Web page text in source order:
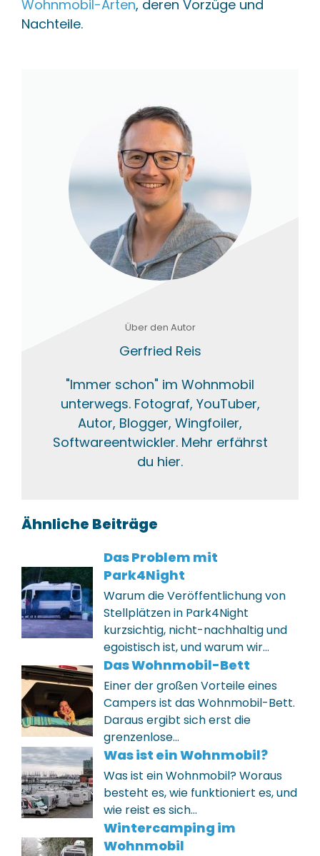
Wohnmobil-Arten, deren Vorzüge und
Nachteile.
Über den Autor
Gerfried Reis
"Immer schon" im Wohnmobil
unterwegs. Fotograf, YouTuber,
Autor, Blogger, Wingfoiler,
Softwareentwickler. Mehr erfährst
du hier.
Ähnliche Beiträge
Das Problem mit
Park4Night
Warum die Veröffentlichung von
Stellplätzen in Park4Night
kurzsichtig, nicht-nachhaltig und
egoistisch ist, und warum wir…
Das Wohnmobil-Bett
Einer der großen Vorteile eines
Campers ist das Wohnmobil-Bett.
Daraus ergibt sich erst die
grenzenlose…
Was ist ein Wohnmobil?
Was ist ein Wohnmobil? Woraus
besteht es, wie funktioniert es, und
wie reist es sich…
Wintercamping im
Wohnmobil